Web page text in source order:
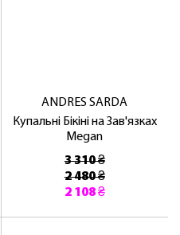
ANDRES SARDA
Купальні Бікіні на Зав'язках
Megan
3 310 ₴
2 480 ₴
2 108 ₴